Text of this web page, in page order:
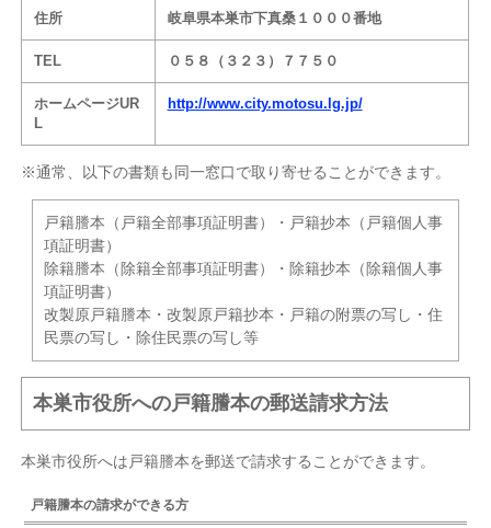
住所 岐阜県本巣市下真桑１０００番地
TEL ０５８（３２３）７７５０
ホームページUR
L
http://www.city.motosu.lg.jp/
※通常、以下の書類も同一窓口で取り寄せることができます。
戸籍謄本（戸籍全部事項証明書）・戸籍抄本（戸籍個人事
項証明書）
除籍謄本（除籍全部事項証明書）・除籍抄本（除籍個人事
項証明書）
改製原戸籍謄本・改製原戸籍抄本・戸籍の附票の写し・住
民票の写し・除住民票の写し等
本巣市役所への戸籍謄本の郵送請求方法
本巣市役所へは戸籍謄本を郵送で請求することができます。
戸籍謄本の請求ができる方